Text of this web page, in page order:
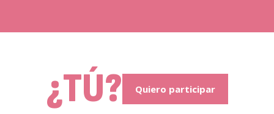
¿TÚ? Quiero participar